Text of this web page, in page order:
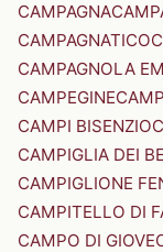
CAMPAGNA
CAMPAGNATICO
CAMPAGNOLA
CAMPEGINE
CAMPI BISENZIO
CAMPIGLIA DEI
CAMPIGLIONE
CAMPITELLO DI
CAMPO DI GIOVE